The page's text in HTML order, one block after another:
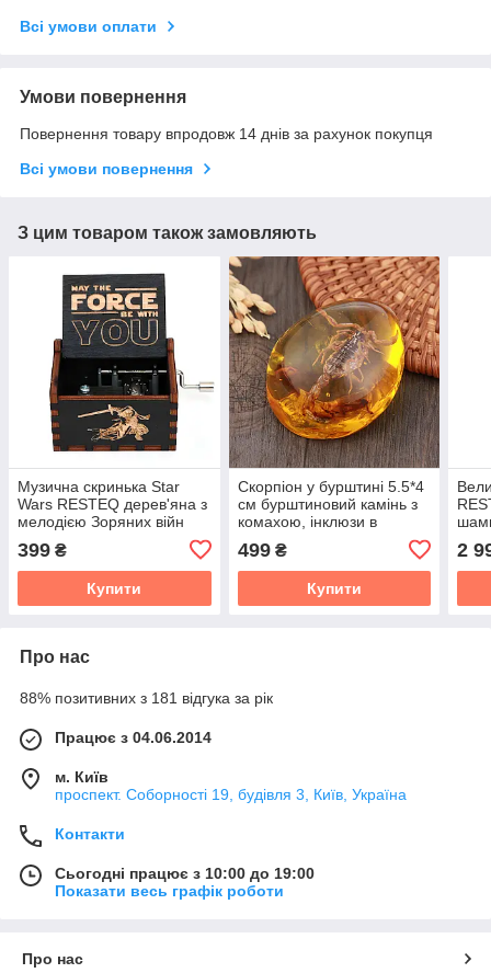
Всі умови оплати
Умови повернення
Повернення товару впродовж 14 днів за рахунок покупця
Всі умови повернення
З цим товаром також замовляють
Музична скринька Star
Wars RESTEQ дерев'яна з
мелодією Зоряних війн
399 ₴
Купити
Скорпіон у бурштині 5.5*4
см бурштиновий камінь з
комахою, інклюзи в
бурштину
499₴
Купити
2
Про нас
88% позитивних з 181 відгука за рік
Працює з 04.06.2014
м. Київ
проспект. Соборності 19, будівля 3, Київ, Україна
Контакти
Сьогодні працює з 10:00 до 19:00
Показати весь графік роботи
Про нас